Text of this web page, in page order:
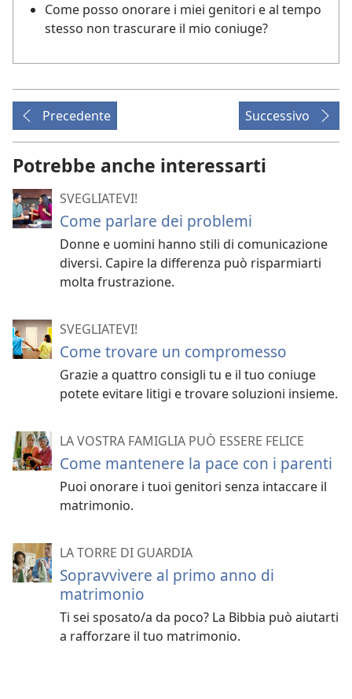
Come posso onorare i miei genitori e al tempo
stesso non trascurare il mio coniuge?
Precedente Successivo
Potrebbe anche interessarti
SVEGLIATEVI!
Come parlare dei problemi
Donne e uomini hanno stili di comunicazione
diversi. Capire la differenza può risparmiarti
molta frustrazione.
SVEGLIATEVI!
Come trovare un compromesso
Grazie a quattro consigli tu e il tuo coniuge
potete evitare litigi e trovare soluzioni insieme.
LA VOSTRA FAMIGLIA PUÒ ESSERE FELICE
Come mantenere la pace con i parenti
Puoi onorare i tuoi genitori senza intaccare il
matrimonio.
LA TORRE DI GUARDIA
Sopravvivere al primo anno di
matrimonio
Ti sei sposato/a da poco? La Bibbia può aiutarti
a rafforzare il tuo matrimonio.